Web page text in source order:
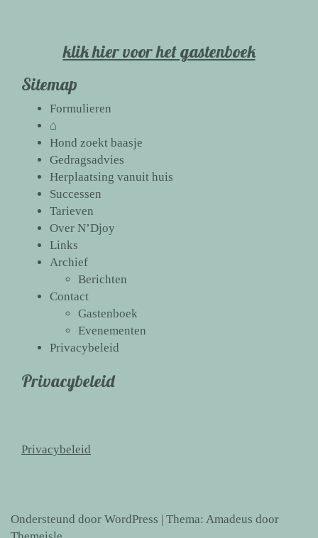
klik hier voor het gastenboek
Sitemap
Formulieren
⌂
Hond zoekt baasje
Gedragsadvies
Herplaatsing vanuit huis
Successen
Tarieven
Over N’Djoy
Links
Archief
Berichten
Contact
Gastenboek
Evenementen
Privacybeleid
Privacybeleid
Privacybeleid
Ondersteund door WordPress Thema: Amadeus door